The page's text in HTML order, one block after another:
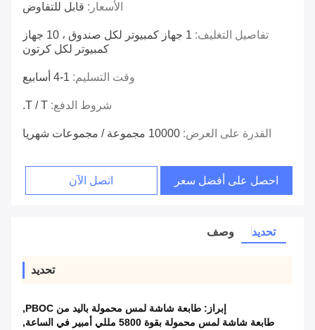
الأسعار: قابل للتفاوض
تفاصيل التغليف:
1 جهاز كمبيوتر لكل صندوق ، 10 جهاز
كمبيوتر لكل كرتون
وقت التسليم: 1-4 أسابيع
شروط الدفع: T / T.
القدرة على العرض: 10000 مجموعة / مجموعات شهريا
احصل على أفضل سعر اتصل الآن
تحديد وصف
تحديد
إبراز: طابعة شاشة لمس محمولة باليد من PBOC
,
طابعة شاشة لمس محمولة بقوة 5800 مللي أمبير في الساعة
,